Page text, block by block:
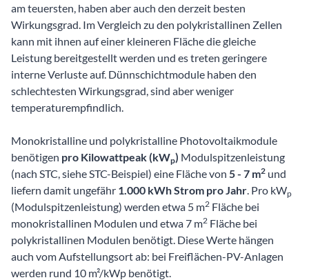
am teuersten, haben aber auch den derzeit besten
Wirkungsgrad. Im Vergleich zu den polykristallinen Zellen
kann mit ihnen auf einer kleineren Fläche die gleiche
Leistung bereitgestellt werden und es treten geringere
interne Verluste auf. Dünnschichtmodule haben den
schlechtesten Wirkungsgrad, sind aber weniger
temperaturempfindlich.
Monokristalline und polykristalline Photovoltaikmodule
benötigen pro Kilowattpeak (kWp) Modulspitzenleistung
(nach STC, siehe STC-Beispiel) eine Fläche von 5 - 7 m2 und
liefern damit ungefähr 1.000 kWh Strom pro Jahr. Pro kWp
(Modulspitzenleistung) werden etwa 5 m2 Fläche bei
monokristallinen Modulen und etwa 7 m2 Fläche bei
polykristallinen Modulen benötigt. Diese Werte hängen
auch vom Aufstellungsort ab: bei Freiflächen-PV-Anlagen
werden rund 10 m²/kWp benötigt.